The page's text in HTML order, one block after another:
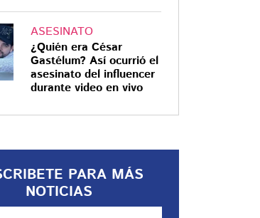
ASESINATO
¿Quién era César
Gastélum? Así ocurrió el
asesinato del influencer
durante video en vivo
PARA MÁS
NOTICIAS